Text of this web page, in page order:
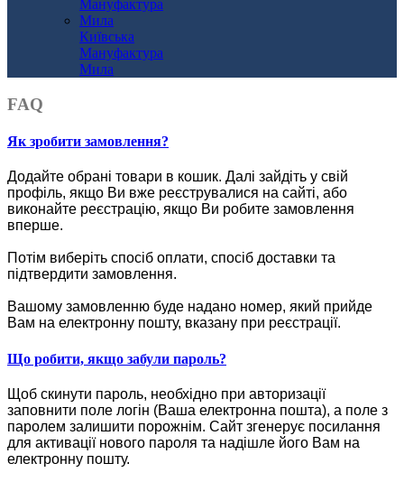
Київська
Мануфактура
Мила
FAQ
Як зробити замовлення?
Додайте обрані товари в кошик. Далі зайдіть у свій
профіль, якщо Ви вже реєструвалися на сайті, або
виконайте реєстрацію, якщо Ви робите замовлення
вперше.
Потім виберіть спосіб оплати, спосіб доставки та
підтвердити замовлення.
Вашому замовленню буде надано номер, який прийде
Вам на електронну пошту, вказану при реєстрації.
Що робити, якщо забули пароль?
Щоб скинути пароль, необхідно при авторизації
заповнити поле логін (Ваша електронна пошта), а поле з
паролем залишити порожнім. Сайт згенерує посилання
для активації нового пароля та надішле його Вам на
електронну пошту.